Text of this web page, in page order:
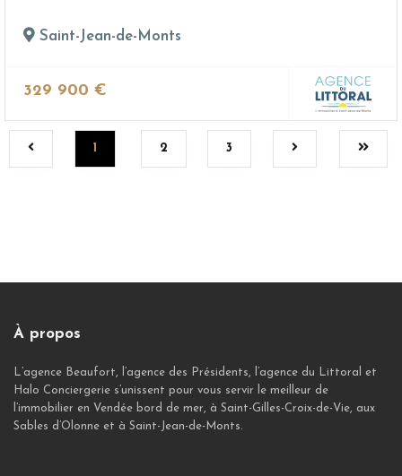
Saint-Jean-de-Monts
329 900 €
1 2 3
À propos
L’agence Beaufort, l’agence des Présidents, l’agence du Littoral et
Halo Conciergerie s’unissent pour vous servir le meilleur de
l’immobilier en Vendée bord de mer, à Saint-Gilles-Croix-de-Vie, aux
Sables d’Olonne et à Saint-Jean-de-Monts.